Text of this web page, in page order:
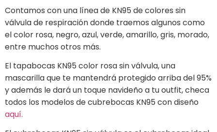
Contamos con una línea de KN95 de colores sin
válvula de respiración donde traemos algunos como
el color rosa, negro, azul, verde, amarillo, gris, morado,
entre muchos otros más.
El tapabocas KN95 color rosa sin válvula, una
mascarilla que te mantendrá protegido arriba del 95%
y además le dará un toque navideño a tu outfit, checa
todos los modelos de cubrebocas KN95 con diseño
aquí.